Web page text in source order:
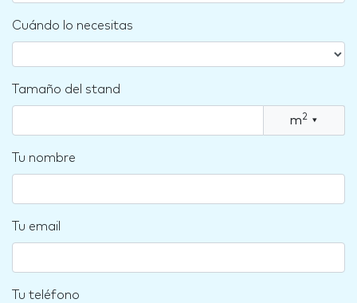
Cuándo lo necesitas
Tamaño del stand
m2 ▾
Tu nombre
Tu email
Tu teléfono